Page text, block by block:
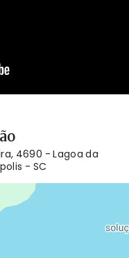
4690 - Lagoa da
- SC